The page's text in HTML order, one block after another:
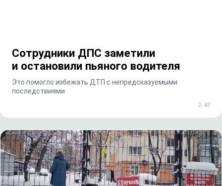
Сотрудники ДПС заметили
и остановили пьяного водителя
Это помогло избежать ДТП с непредсказуемыми
последствиями
47